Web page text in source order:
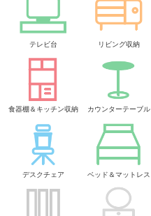
テレビ台 リビング収納
食器棚＆キッチン収納 カウンターテーブル
デスクチェア ベッド＆マットレス